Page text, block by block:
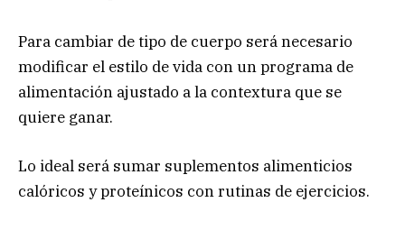
Para cambiar de tipo de cuerpo será necesario
modificar el estilo de vida con un programa de
alimentación ajustado a la contextura que se
quiere ganar.
Lo ideal será sumar suplementos alimenticios
calóricos y proteínicos con rutinas de ejercicios.